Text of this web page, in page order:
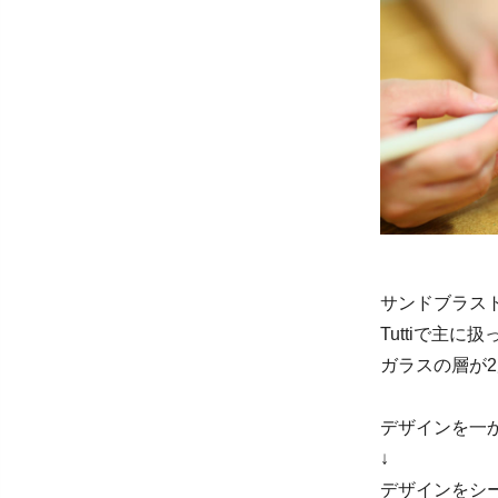
サンドブラス
Tuttiで主に扱
ガラスの層が
デザインを一
↓
デザインをシ